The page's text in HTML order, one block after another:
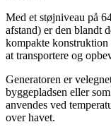
Med et støjniveau på
afstand) er den blandt
kompakte konstruktion
at transportere og
Generatoren er
byggepladsen eller
anvendes ved
over havet.